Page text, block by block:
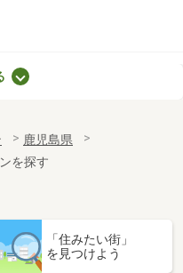
児島市城西２丁目
鹿児島県
を探す
「住みたい街」
を見つけよう